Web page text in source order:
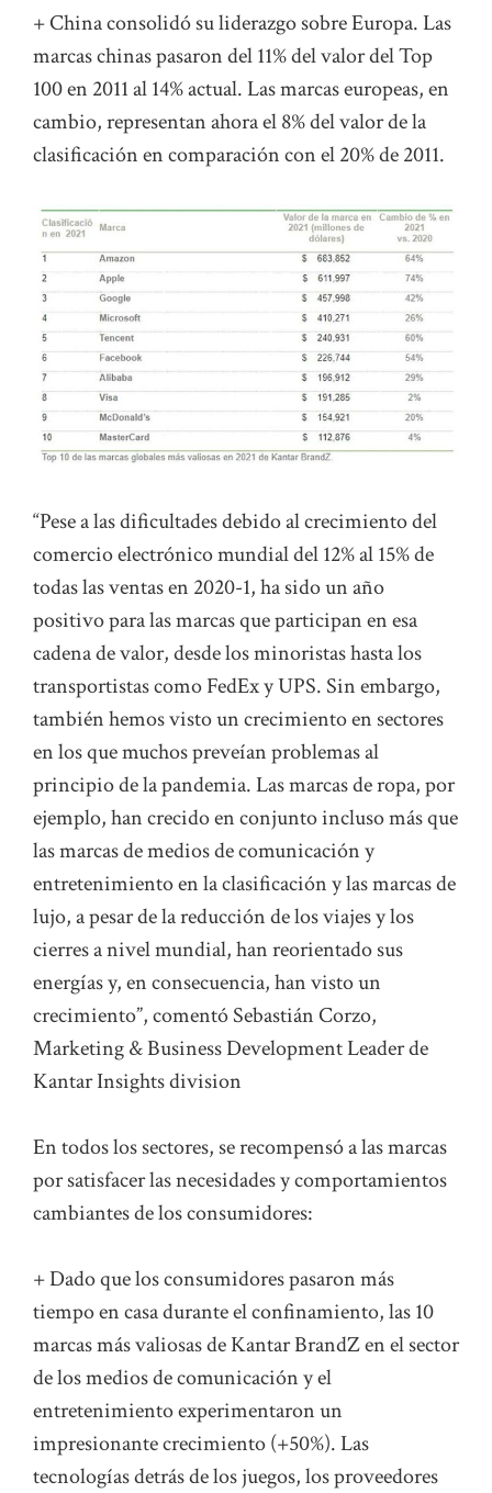
+ China consolidó su liderazgo sobre Europa. Las
marcas chinas pasaron del 11% del valor del Top
100 en 2011 al 14% actual. Las marcas europeas, en
cambio, representan ahora el 8% del valor de la
clasificación en comparación con el 20% de 2011.
“Pese a las dificultades debido al crecimiento del
comercio electrónico mundial del 12% al 15% de
todas las ventas en 2020-1, ha sido un año
positivo para las marcas que participan en esa
cadena de valor, desde los minoristas hasta los
transportistas como FedEx y UPS. Sin embargo,
también hemos visto un crecimiento en sectores
en los que muchos preveían problemas al
principio de la pandemia. Las marcas de ropa, por
ejemplo, han crecido en conjunto incluso más que
las marcas de medios de comunicación y
entretenimiento en la clasificación y las marcas de
lujo, a pesar de la reducción de los viajes y los
cierres a nivel mundial, han reorientado sus
energías y, en consecuencia, han visto un
crecimiento”, comentó Sebastián Corzo,
Marketing & Business Development Leader de
Kantar Insights division
En todos los sectores, se recompensó a las marcas
por satisfacer las necesidades y comportamientos
cambiantes de los consumidores:
+ Dado que los consumidores pasaron más
tiempo en casa durante el confinamiento, las 10
marcas más valiosas de Kantar BrandZ en el sector
de los medios de comunicación y el
entretenimiento experimentaron un
impresionante crecimiento (+50%). Las
tecnologías detrás de los juegos, los proveedores